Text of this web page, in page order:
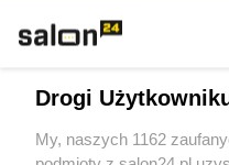
Sport
Drogi
My, naszych 1162